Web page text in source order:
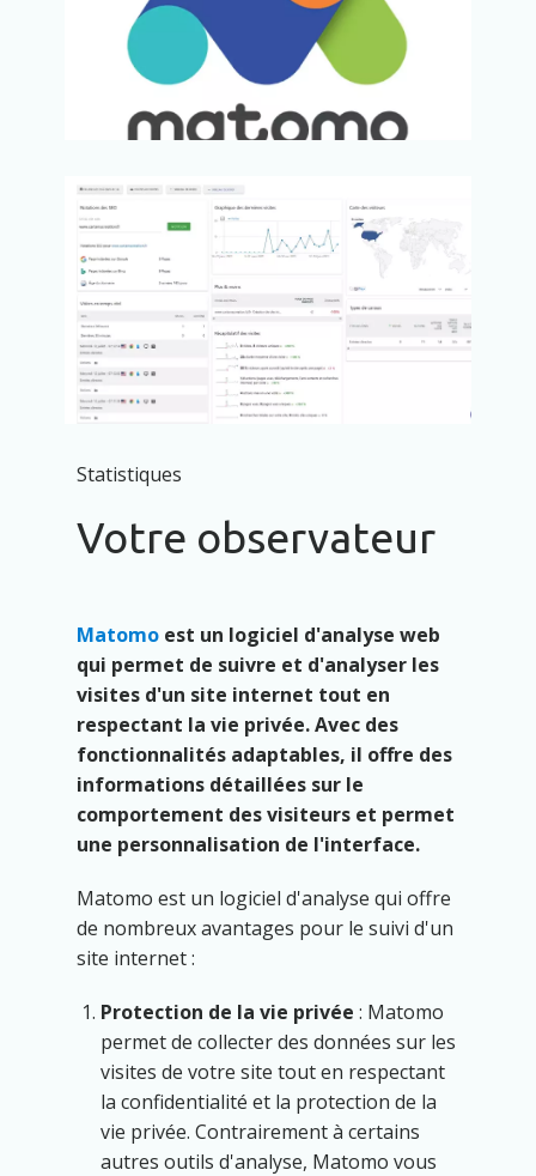
Statistiques
Votre observateur
Matomo est un logiciel d'analyse web
qui permet de suivre et d'analyser les
visites d'un site internet tout en
respectant la vie privée. Avec des
fonctionnalités adaptables, il offre des
informations détaillées sur le
comportement des visiteurs et permet
une personnalisation de l'interface.
Matomo est un logiciel d'analyse qui offre
de nombreux avantages pour le suivi d'un
site internet :
Protection de la vie privée : Matomo
permet de collecter des données sur les
visites de votre site tout en respectant
la confidentialité et la protection de la
vie privée. Contrairement à certains
autres outils d'analyse, Matomo vous